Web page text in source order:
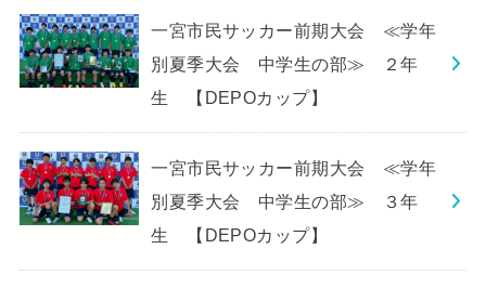
一宮市民サッカー前期大会 ≪学年
別夏季大会 中学生の部≫ ２年
生 【DEPOカップ】
一宮市民サッカー前期大会 ≪学年
別夏季大会 中学生の部≫ ３年
生 【DEPOカップ】